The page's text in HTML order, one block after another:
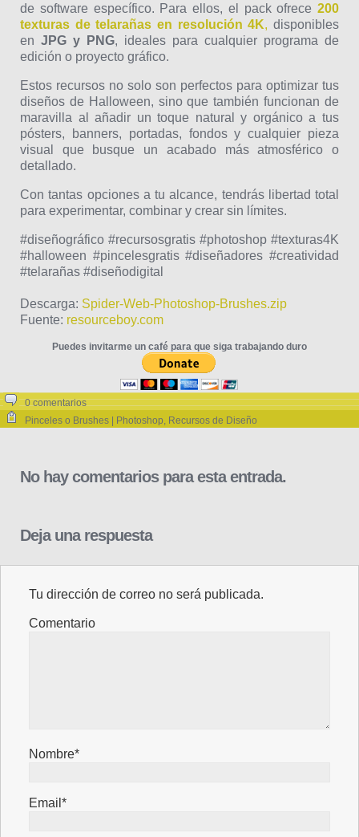
de software específico. Para ellos, el pack ofrece 200
texturas de telarañas en resolución 4K, disponibles
en JPG y PNG, ideales para cualquier programa de
edición o proyecto gráfico.
Estos recursos no solo son perfectos para optimizar tus
diseños de Halloween, sino que también funcionan de
maravilla al añadir un toque natural y orgánico a tus
pósters, banners, portadas, fondos y cualquier pieza
visual que busque un acabado más atmosférico o
detallado.
Con tantas opciones a tu alcance, tendrás libertad total
para experimentar, combinar y crear sin límites.
#diseñográfico #recursosgratis #photoshop #texturas4K
#halloween #pincelesgratis #diseñadores #creatividad
#telarañas #diseñodigital
Descarga: Spider-Web-Photoshop-Brushes.zip
Fuente: resourceboy.com
Puedes invitarme un café para que siga trabajando duro
0 comentarios
Pinceles o Brushes | Photoshop, Recursos de Diseño
No hay comentarios para esta entrada.
Deja una respuesta
Tu dirección de correo no será publicada.
Comentario
Nombre*
Email*